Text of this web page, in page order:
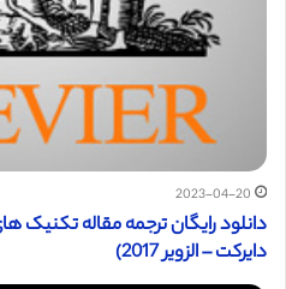
2023-04-20
دانلود رایگان ترجمه مقاله
دایرکت – الزویر 2017)